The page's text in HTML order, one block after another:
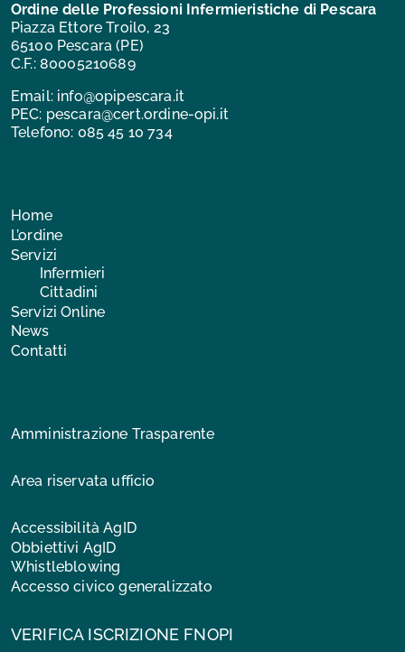
Ordine delle Professioni Infermieristiche di Pescara
Piazza Ettore Troilo, 23
65100 Pescara (PE)
C.F.: 80005210689
Email: info@opipescara.it
PEC: pescara@cert.ordine-opi.it
Telefono: 085 45 10 734
Home
L’ordine
Servizi
Infermieri
Cittadini
Servizi Online
News
Contatti
Amministrazione Trasparente
Area riservata ufficio
Accessibilità AgID
Obbiettivi AgID
Whistleblowing
Accesso civico generalizzato
VERIFICA ISCRIZIONE FNOPI